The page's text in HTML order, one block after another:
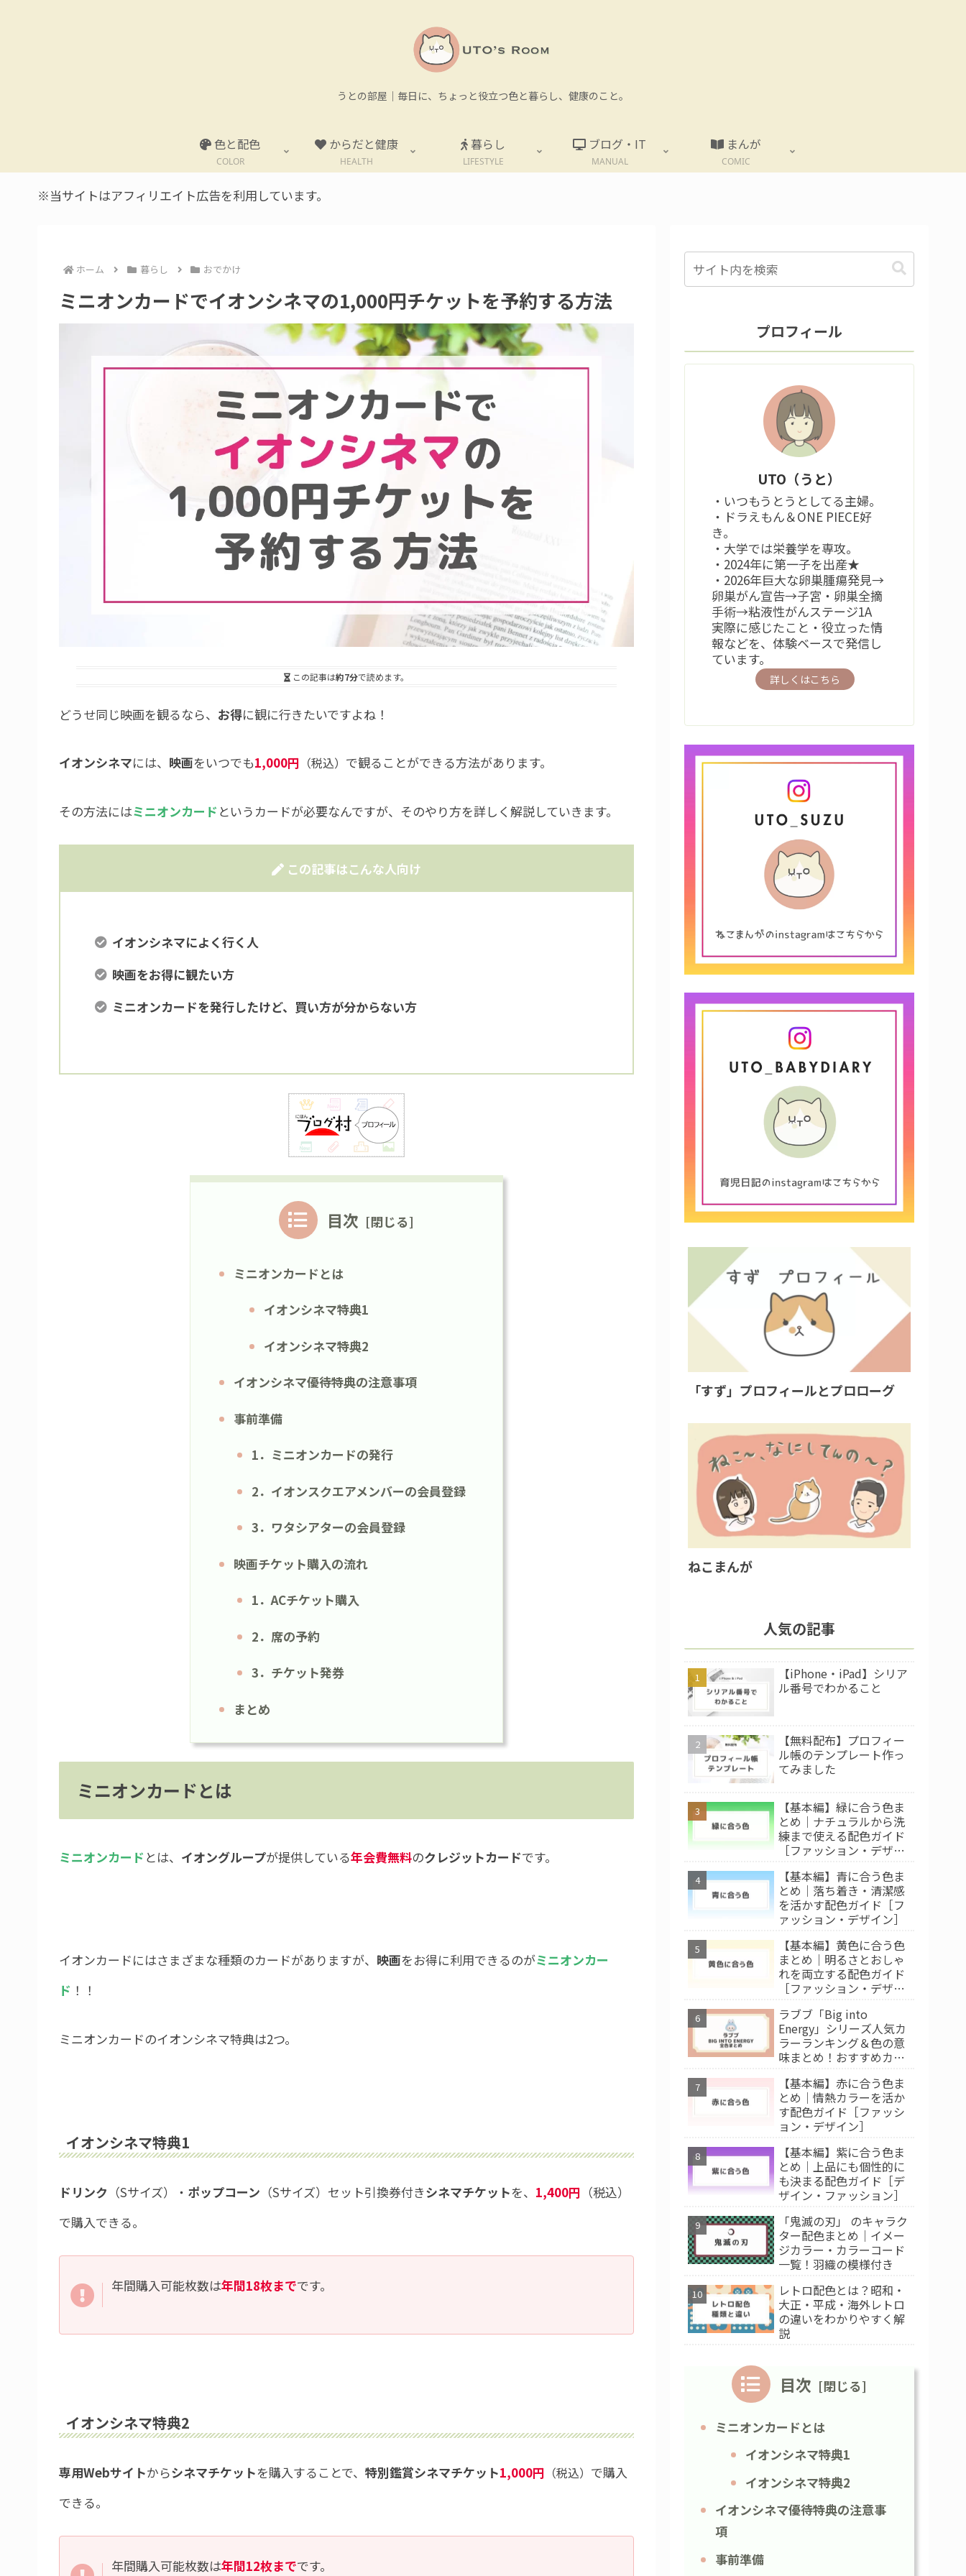
うとの部屋｜毎日に、ちょっと役立つ色と暮らし、健康のこと。
色と配色
COLOR
からだと健康
HEALTH
暮らし
LIFESTYLE
ブログ・IT
MANUAL
まんが
COMIC
※当サイトはアフィリエイト広告を利用しています。
ホーム 暮らし おでかけ
ミニオンカードでイオンシネマの1,000円チケットを予約する方法
この記事は約7分で読めます。
どうせ同じ映画を観るなら、 お得に観に行きたいですよね！
イオンシネマには、 映画をいつでも1,000円 （税込） で観ることができる方法があります。
その方法にはミニオンカード というカードが必要なんですが、そのやり方を詳しく解説していきます。
この記事はこんな人向け
イオンシネマによく行く人
映画をお得に観たい方
ミニオンカードを発行したけど、買い方が分からない方
目次
ミニオンカードとは
イオンシネマ特典1
イオンシネマ特典2
イオンシネマ優待特典の注意事項
事前準備
1．ミニオンカードの発行
2．イオンスクエアメンバーの会員登録
3．ワタシアターの会員登録
映画チケット購入の流れ
1．ACチケット購入
2．席の予約
3．チケット発券
まとめ
ミニオンカードとは
ミニオンカード とは、 イオングループが提供している年会費無料のクレジットカードです。
イオンカードにはさまざまな種類のカードがありますが、 映画をお得に利用できるのがミニオンカー
ド ！！
ミニオンカードのイオンシネマ特典は2つ。
イオンシネマ特典1
ドリンク （Sサイズ）・ ポップコーン （Sサイズ）セット引換券付きシネマチケットを、 1,400円 （税込）
で購入できる。
年間購入可能枚数は年間18枚までです。
イオンシネマ特典2
専用Webサイトからシネマチケットを購入することで、 特別鑑賞シネマチケット1,000円 （税込） で購入
できる。
年間購入可能枚数は年間12枚までです。
プロフィール
UTO（うと）
・いつもうとうとしてる主婦。
・ドラえもん＆ONE PIECE好
き。
・大学では栄養学を専攻。
・2024年に第一子を出産★
・2026年巨大な卵巣腫瘍発見→
卵巣がん宣告→子宮・卵巣全摘
手術→粘液性がんステージ1A
実際に感じたこと・役立った情
報などを、体験ベースで発信し
ています。
詳しくはこちら
「すず」プロフィールとプロローグ
ねこまんが
人気の記事
【iPhone・iPad】シリア
ル番号でわかること
【無料配布】プロフィー
ル帳のテンプレート作っ
てみました
【基本編】緑に合う色ま
とめ｜ナチュラルから洗
練まで使える配色ガイド
［ファッション・デザイ
【基本編】青に合う色ま
とめ｜落ち着き・清潔感
を活かす配色ガイド［フ
ァッション・デザイン］
【基本編】黄色に合う色
まとめ｜明るさとおしゃ
れを両立する配色ガイド
［ファッション・デザイ
ラブブ「Big into
Energy」シリーズ人気カ
ラーランキング＆色の意
味まとめ！おすすめカラ
【基本編】赤に合う色ま
とめ｜情熱カラーを活か
す配色ガイド［ファッシ
ョン・デザイン］
【基本編】紫に合う色ま
とめ｜上品にも個性的に
も決まる配色ガイド［デ
ザイン・ファッション］
「鬼滅の刃」 のキャラク
ター配色まとめ｜イメー
ジカラー・カラーコード
一覧！羽織の模様付き
レトロ配色とは？昭和・
大正・平成・海外レトロ
の違いをわかりやすく解
説
目次
ミニオンカードとは
イオンシネマ特典1
イオンシネマ特典2
イオンシネマ優待特典の注意事
項
事前準備